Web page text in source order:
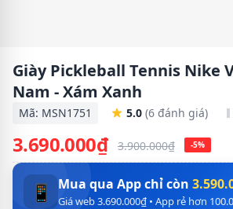
Giày Pickleball Tennis Nike
Nam - Xám Xanh
Mã: MSN1751 5.0 (6 đánh giá)
3.690.000₫ 3.900.000₫ -5%
📱 Mua qua App chỉ còn
Giá web 3.690.000₫ • App rẻ hơn